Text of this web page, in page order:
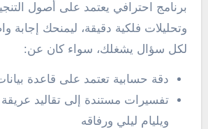
برنامج احترافي يعتمد على أصول
وتحليلات فلكية دقيقة، ليمنحك إجابة
لكل سؤال يشغلك، سواء كان عن:
دقة حسابية تعتمد على قاعدة
تفسيرات مستندة إلى تقاليد
ويليام ليلي ورفاقه